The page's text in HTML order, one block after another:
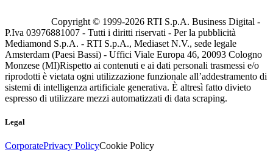
Copyright © 1999-2026 RTI S.p.A. Business Digital -
P.Iva 03976881007 - Tutti i diritti riservati - Per la pubblicità
Mediamond S.p.A. - RTI S.p.A., Mediaset N.V., sede legale
Amsterdam (Paesi Bassi) - Uffici Viale Europa 46, 20093 Cologno
Monzese (MI)Rispetto ai contenuti e ai dati personali trasmessi e/o
riprodotti è vietata ogni utilizzazione funzionale all’addestramento di
sistemi di intelligenza artificiale generativa. È altresì fatto divieto
espresso di utilizzare mezzi automatizzati di data scraping.
Legal
CorporatePrivacy PolicyCookie Policy